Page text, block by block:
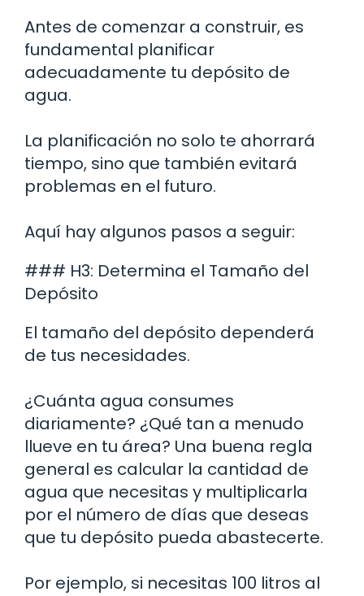
Antes de comenzar a construir, es
fundamental planificar
adecuadamente tu depósito de
agua.
La planificación no solo te ahorrará
tiempo, sino que también evitará
problemas en el futuro.
Aquí hay algunos pasos a seguir:
### H3: Determina el Tamaño del
Depósito
El tamaño del depósito dependerá
de tus necesidades.
¿Cuánta agua consumes
diariamente? ¿Qué tan a menudo
llueve en tu área? Una buena regla
general es calcular la cantidad de
agua que necesitas y multiplicarla
por el número de días que deseas
que tu depósito pueda abastecerte.
Por ejemplo, si necesitas 100 litros al